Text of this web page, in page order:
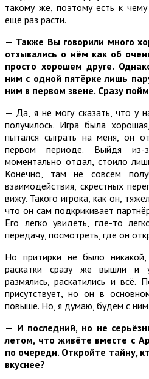
такому же, поэтому есть к чему
ещё раз расти.
— Также Вы говорили много
отзывались о нём как об
просто хорошем друге.
ним с одной пятёрке лишь
ним в первом звене. Сразу
— Да, я не могу сказать, что у
получилось. Игра была
пытался сыграть на меня, он
первом периоде. Выйдя
моментально отдал, стоило
Конечно, там не совсем
взаимодействия, скрестных
вижу. Такого игрока, как он,
что он сам подкрикивает
Его легко увидеть, где-то
передачу, посмотреть, где он
Но притирки не было
раскатки сразу же вышли и
размялись, раскатились и
присутствует, но он в
повыше. Но, я думаю, будем с ним
— И последний, но не
летом, что живёте вместе с
по очереди. Откройте тайну,
вкуснее?